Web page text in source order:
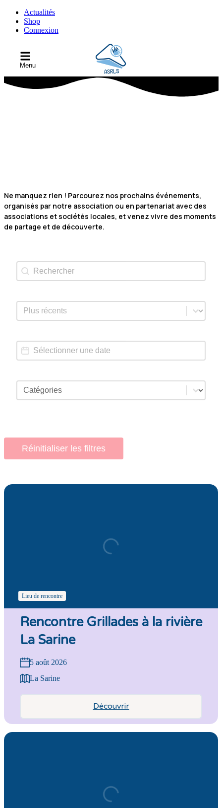
Actualités
Shop
Connexion
Menu
Ne manquez rien ! Parcourez nos prochains événements,
organisés par notre association ou en partenariat avec des
associations et sociétés locales, et venez vivre des moments
de partage et de découverte.
Search
Rechercher
Sort
Trier le contenu
Date filter
Date
Event catégorie
Sélectionnez le contenu
Réinitialiser les filtres
Lieu de rencontre
Rencontre Grillades à la rivière
La Sarine
5 août 2026
La Sarine
Découvrir